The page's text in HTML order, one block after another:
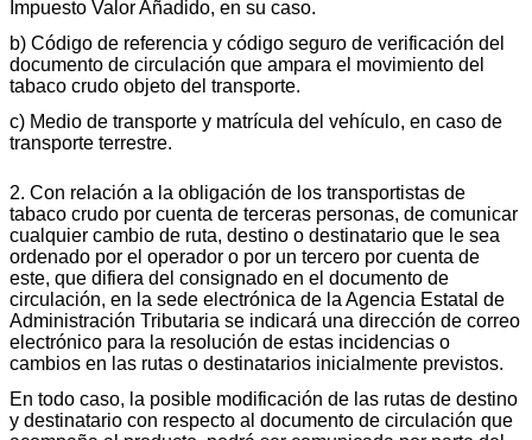
Impuesto Valor Añadido, en su caso.
b) Código de referencia y código seguro de verificación del
documento de circulación que ampara el movimiento del
tabaco crudo objeto del transporte.
c) Medio de transporte y matrícula del vehículo, en caso de
transporte terrestre.
2. Con relación a la obligación de los transportistas de
tabaco crudo por cuenta de terceras personas, de comunicar
cualquier cambio de ruta, destino o destinatario que le sea
ordenado por el operador o por un tercero por cuenta de
este, que difiera del consignado en el documento de
circulación, en la sede electrónica de la Agencia Estatal de
Administración Tributaria se indicará una dirección de correo
electrónico para la resolución de estas incidencias o
cambios en las rutas o destinatarios inicialmente previstos.
En todo caso, la posible modificación de las rutas de destino
y destinatario con respecto al documento de circulación que